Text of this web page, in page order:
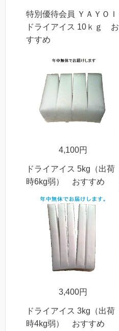
特別優待会員 ＹＡＹＯＩ
ドライアイス 10ｋｇ お
すすめ
4,100円
ドライアイス 5kg（出荷
時6kg弱） おすすめ
3,400円
ドライアイス 3kg（出荷
時4kg弱） おすすめ